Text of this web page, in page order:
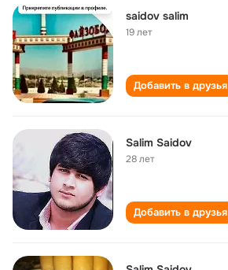
saidov salim
19 лет
Добавить в друзья
Salim Saidov
28 лет
Добавить в друзья